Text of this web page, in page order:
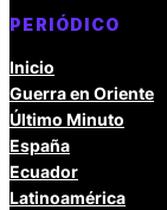
PERIÓDICO
Inicio
Guerra en Oriente
Último Minuto
España
Ecuador
Latinoamérica